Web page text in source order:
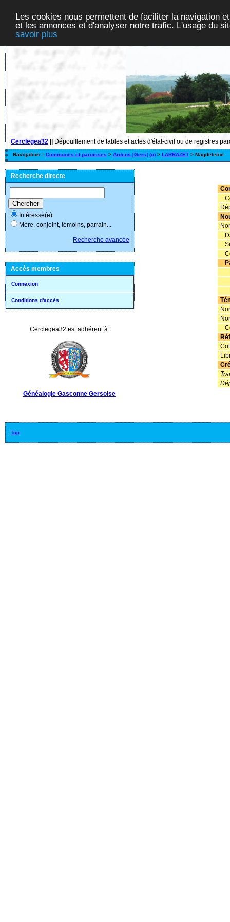
Les cookies nous permettent de faciliter la navigation
et les annonces et d'analyser notre trafic. L'usage du
savoir plus
Cerclegea32 Dépouillement de tables et actes d'état-civil ou de registres
Navigation :: Communes et paroisses > Ardens [Gers] (o) > LARRAZET > Magdeleine
Recherche directe
Intéressé(e)
Mère, conjoint, témoins, parrain...
Recherche avancée
Accès membres
Connexion
Conditions d'accès
Cerclegea32 est adhérent à:
Généalogie Gasconne Gersoise
Top